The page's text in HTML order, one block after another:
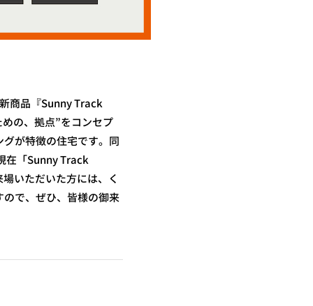
商品『Sunny Track
の、拠点”をコンセプ
が特徴の住宅です。同
在「Sunny Track
いただいた方には、く
で、ぜひ、皆様の御来